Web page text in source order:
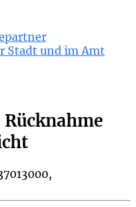
Stadt und im Amt